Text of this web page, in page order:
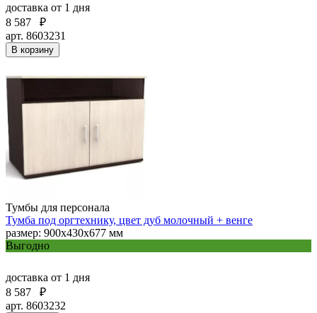
доставка от 1 дня
8 587
₽
арт. 8603231
В корзину
Тумбы для персонала
Тумба под оргтехнику, цвет дуб молочный + венге
размер: 900х430х677 мм
Выгодно
доставка от 1 дня
8 587
₽
арт. 8603232